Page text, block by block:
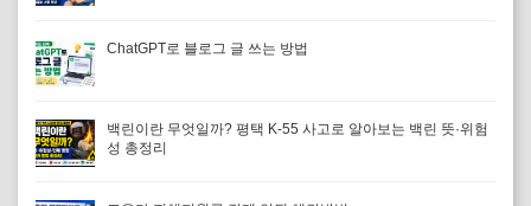
ChatGPT로 블로그 글 쓰는 방법
백린이란 무엇일까? 평택 K-55 사고로 알아보는 백린 뜻·위험
성 총정리